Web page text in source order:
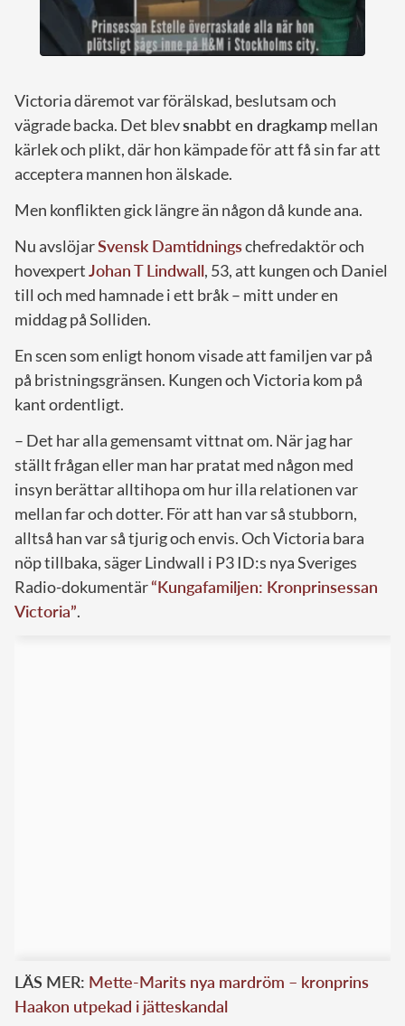
Victoria däremot var förälskad, beslutsam och
vägrade backa. Det blevsnabbt en dragkampmellan
kärlek och plikt, där hon kämpade för att få sin far att
acceptera mannen hon älskade.
Men konflikten gick längre än någon då kunde ana.
Nu avslöjarSvensk Damtidningschefredaktör och
hovexpertJohan T Lindwall, 53, att kungen och Daniel
till och med hamnade i ett bråk – mitt under en
middag på Solliden.
En scen som enligt honom visade att familjen var på
på bristningsgränsen. Kungen och Victoria kom på
kant ordentligt.
– Det har alla gemensamt vittnat om. När jag har
ställt frågan eller man har pratat med någon med
insyn berättar alltihopa om hur illa relationen var
mellan far och dotter. För att han var så stubborn,
alltså han var så tjurig och envis. Och Victoria bara
nöp tillbaka, säger Lindwall i P3 ID:s nya Sveriges
Radio-dokumentär“Kungafamiljen: Kronprinsessan
Victoria”.
LÄS MER: Mette-Marits nya mardröm – kronprins
Haakon utpekad i jätteskandal